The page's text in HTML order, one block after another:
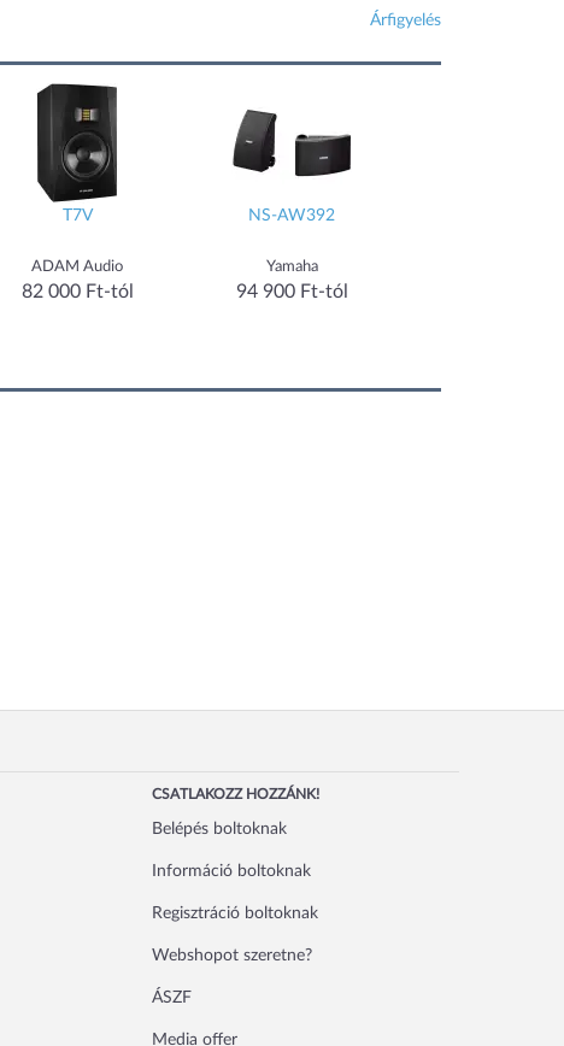
Árfigyelés
T7V
ADAM Audio
82 000 Ft-tól
NS-AW392
Yamaha
94 900 Ft-tól
CSATLAKOZZ HOZZÁNK!
Belépés boltoknak
Információ boltoknak
Regisztráció boltoknak
Webshopot szeretne?
ÁSZF
Media offer